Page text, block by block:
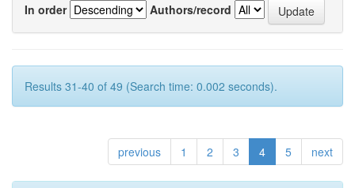
In order
Authors/record
Results 31-40 of 49 (Search time: 0.002 seconds).
previous 1 2 3 4 5 next